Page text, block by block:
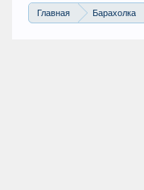
Главная Барахолка